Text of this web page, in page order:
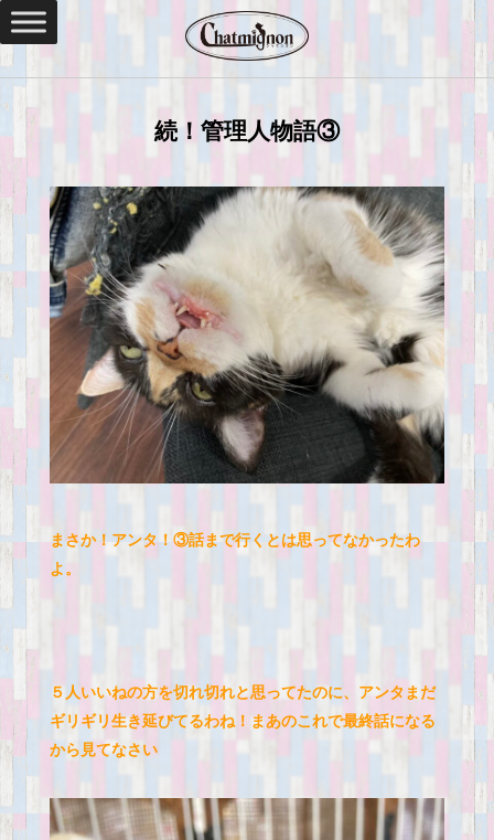
続！管理人物語③
まさか！アンタ！③話まで行くとは思ってなかったわ
よ。
５人いいねの方を切れ切れと思ってたのに、アンタまだ
ギリギリ生き延びてるわね！まあのこれで最終話になる
から見てなさい